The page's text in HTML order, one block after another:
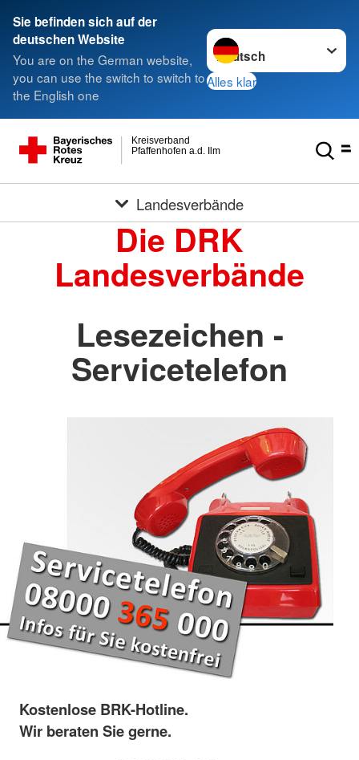
Sie befinden sich auf der
deutschen Website
You are on the German website,
you can use the switch to switch to
the English one
Sprache wechseln zu
Alles klar
Pfaffenhofen a.d. Ilm
Kreisverband
Landesverbände
Die DRK
Landesverbände
Lesezeichen -
Servicetelefon
Kostenlose BRK-Hotline.
Wir beraten Sie gerne.